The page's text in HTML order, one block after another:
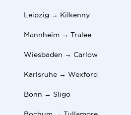
Leipzig → Kilkenny
Mannheim → Tralee
Wiesbaden → Carlow
Karlsruhe → Wexford
Bonn → Sligo